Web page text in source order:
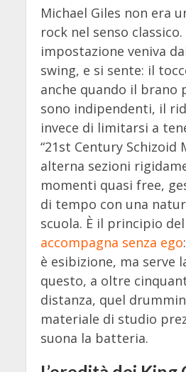
Michael Giles non era
rock nel senso classico.
impostazione veniva
swing, e si sente: il
anche quando il brano
sono indipendenti, il
invece di limitarsi a
“21st Century Schizoid
alterna sezioni
momenti quasi free,
di tempo con una
scuola. È il principio del
accompagna senza ego
è esibizione, ma serve
questo, a oltre
distanza, quel
materiale di studio
suona la batteria.